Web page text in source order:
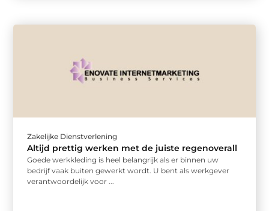
Zakelijke Dienstverlening
Altijd prettig werken met de juiste regenoverall
Goede werkkleding is heel belangrijk als er binnen uw
bedrijf vaak buiten gewerkt wordt. U bent als werkgever
verantwoordelijk voor ...